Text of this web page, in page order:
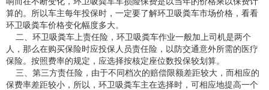
算的。所以车主每年投保时，一定要了解环卫吸粪车市场价格，看看
环卫吸粪车价格变化幅度多大。
二、环卫吸粪车上责任险，环卫吸粪车作业一般加上司机是两个
人，那么在购买保险时应投保人员责任险，以防交通意外所需的医疗
保险。按照费率的规定，应选择按核定座位数投保较划算。
三、第三方责任险，由于不同档次的赔偿限额差距较大，而相应的
保费率差距较小，所以，环卫吸粪车主在选择时，可相应地提高一个